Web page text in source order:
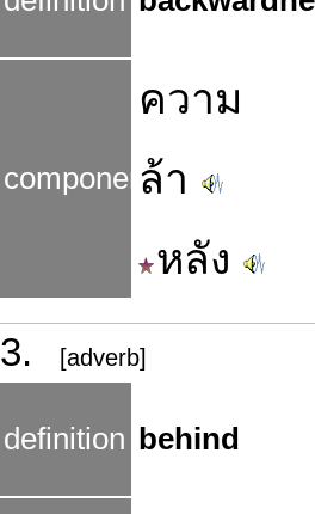
components
ความ
ล้า
หลัง
3. [adverb]
definition behind